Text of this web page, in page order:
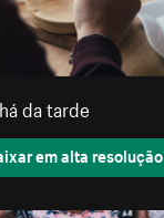
da tarde
em alta resolução